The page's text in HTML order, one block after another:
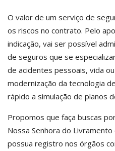
O valor de um serviço de
os riscos no contrato. Pelo
indicação, vai ser possível
de seguros que se
de acidentes pessoais, vida
modernização da tecnologia
rápido a simulação de planos
Propomos que faça buscas
Nossa Senhora do
possua registro nos órgãos